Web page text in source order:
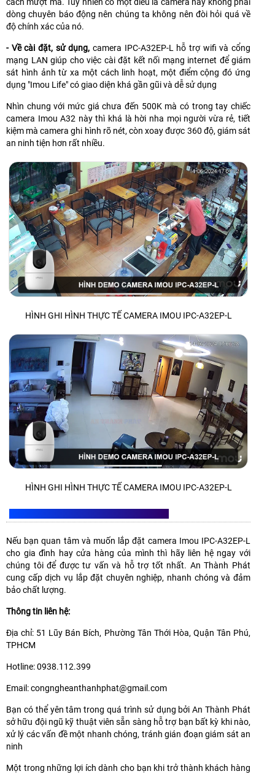
dòng chuyên báo động nên chúng ta không nên đòi hỏi quá về
độ chính xác của nó.
- Về cài đặt, sử dụng, camera IPC-A32EP-L hỗ trợ wifi và cổng
mạng LAN giúp cho việc cài đặt kết nối mạng internet để giám
sát hình ảnh từ xa một cách linh hoạt, một điểm cộng đó ứng
dụng "Imou Life" có giao diện khá gần gũi và dễ sử dụng
Nhìn chung với mức giá chưa đến 500K mà có trong tay chiếc
camera Imou A32 này thì khá là hời nha mọi người vừa rẻ, tiết
kiệm mà camera ghi hình rõ nét, còn xoay được 360 độ, giám sát
an ninh tiện hơn rất nhiều.
HÌNH GHI HÌNH THỰC TẾ CAMERA IMOU IPC-A32EP-L
HÌNH GHI HÌNH THỰC TẾ CAMERA IMOU IPC-A32EP-L
Nếu bạn quan tâm và muốn lắp đặt camera Imou IPC-A32EP-L
cho gia đình hay cửa hàng của mình thì hãy liên hệ ngay với
chúng tôi để được tư vấn và hỗ trợ tốt nhất. An Thành Phát
cung cấp dịch vụ lắp đặt chuyên nghiệp, nhanh chóng và đảm
bảo chất lượng.
Thông tin liên hệ:
Địa chỉ: 51 Lũy Bán Bích, Phường Tân Thới Hòa, Quận Tân Phú,
TPHCM
Hotline: 0938.112.399
Email: congngheanthanhphat@gmail.com
Bạn có thể yên tâm trong quá trình sử dụng bởi An Thành Phát
sở hữu đội ngũ kỹ thuật viên sẵn sàng hỗ trợ bạn bất kỳ khi nào,
xử lý các vấn đề một nhanh chóng, tránh gián đoạn giám sát an
ninh
Một trong những lợi ích dành cho bạn khi trở thành khách hàng